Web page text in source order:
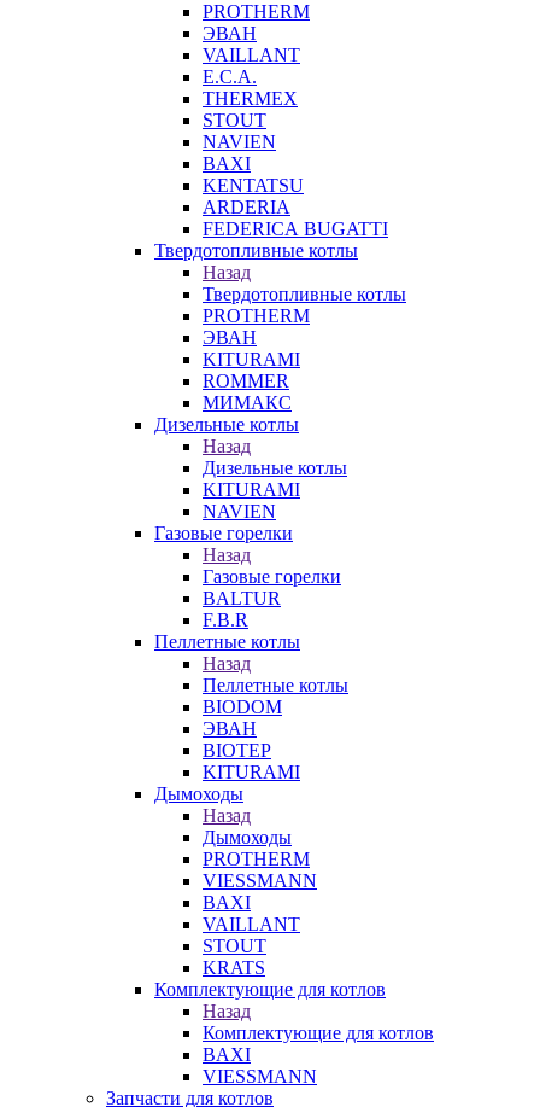
PROTHERM
ЭВАН
VAILLANT
E.C.A.
THERMEX
STOUT
NAVIEN
BAXI
KENTATSU
ARDERIA
FEDERICА BUGATTI
Твердотопливные котлы
Назад
Твердотопливные котлы
PROTHERM
ЭВАН
KITURAMI
ROMMER
МИМАКС
Дизельные котлы
Назад
Дизельные котлы
KITURAMI
NAVIEN
Газовые горелки
Назад
Газовые горелки
BALTUR
F.B.R
Пеллетные котлы
Назад
Пеллетные котлы
BIODOM
ЭВАН
BIOTEP
KITURAMI
Дымоходы
Назад
Дымоходы
PROTHERM
VIESSMANN
BAXI
VAILLANT
STOUT
KRATS
Комплектующие для котлов
Назад
Комплектующие для котлов
BAXI
VIESSMANN
Запчасти для котлов